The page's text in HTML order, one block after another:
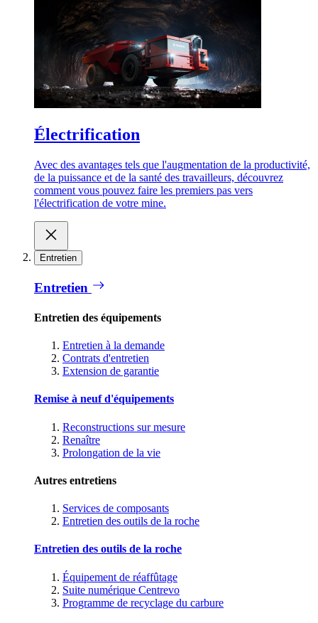
Électrification
Avec des avantages tels que l'augmentation de la productivité,
de la puissance et de la santé des travailleurs, découvrez
comment vous pouvez faire les premiers pas vers
l'électrification de votre mine.
Entretien
Entretien
Entretien des équipements
Entretien à la demande
Contrats d'entretien
Extension de garantie
Remise à neuf d'équipements
Reconstructions sur mesure
Renaître
Prolongation de la vie
Autres entretiens
Services de composants
Entretien des outils de la roche
Entretien des outils de la roche
Équipement de réaffûtage
Suite numérique Centrevo
Programme de recyclage du carbure